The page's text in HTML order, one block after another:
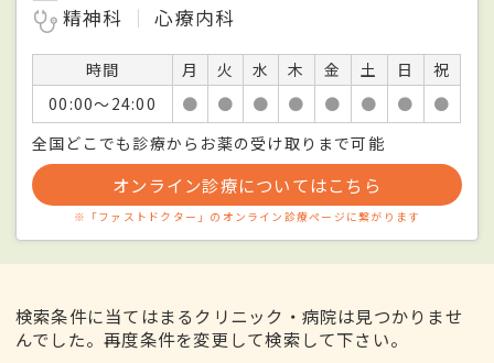
精神科
心療内科
時間 月 火 水 木 金 土 日
祝
00:00〜24:00
● ● ● ● ● ● ●
●
全国どこでも診療からお薬の受け取りまで可能
オンライン診療についてはこちら
※「ファストドクター」のオンライン診療ページに繋がります
検索条件に当てはまるクリニック・病院は見つかりませ
んでした。再度条件を変更して検索して下さい。